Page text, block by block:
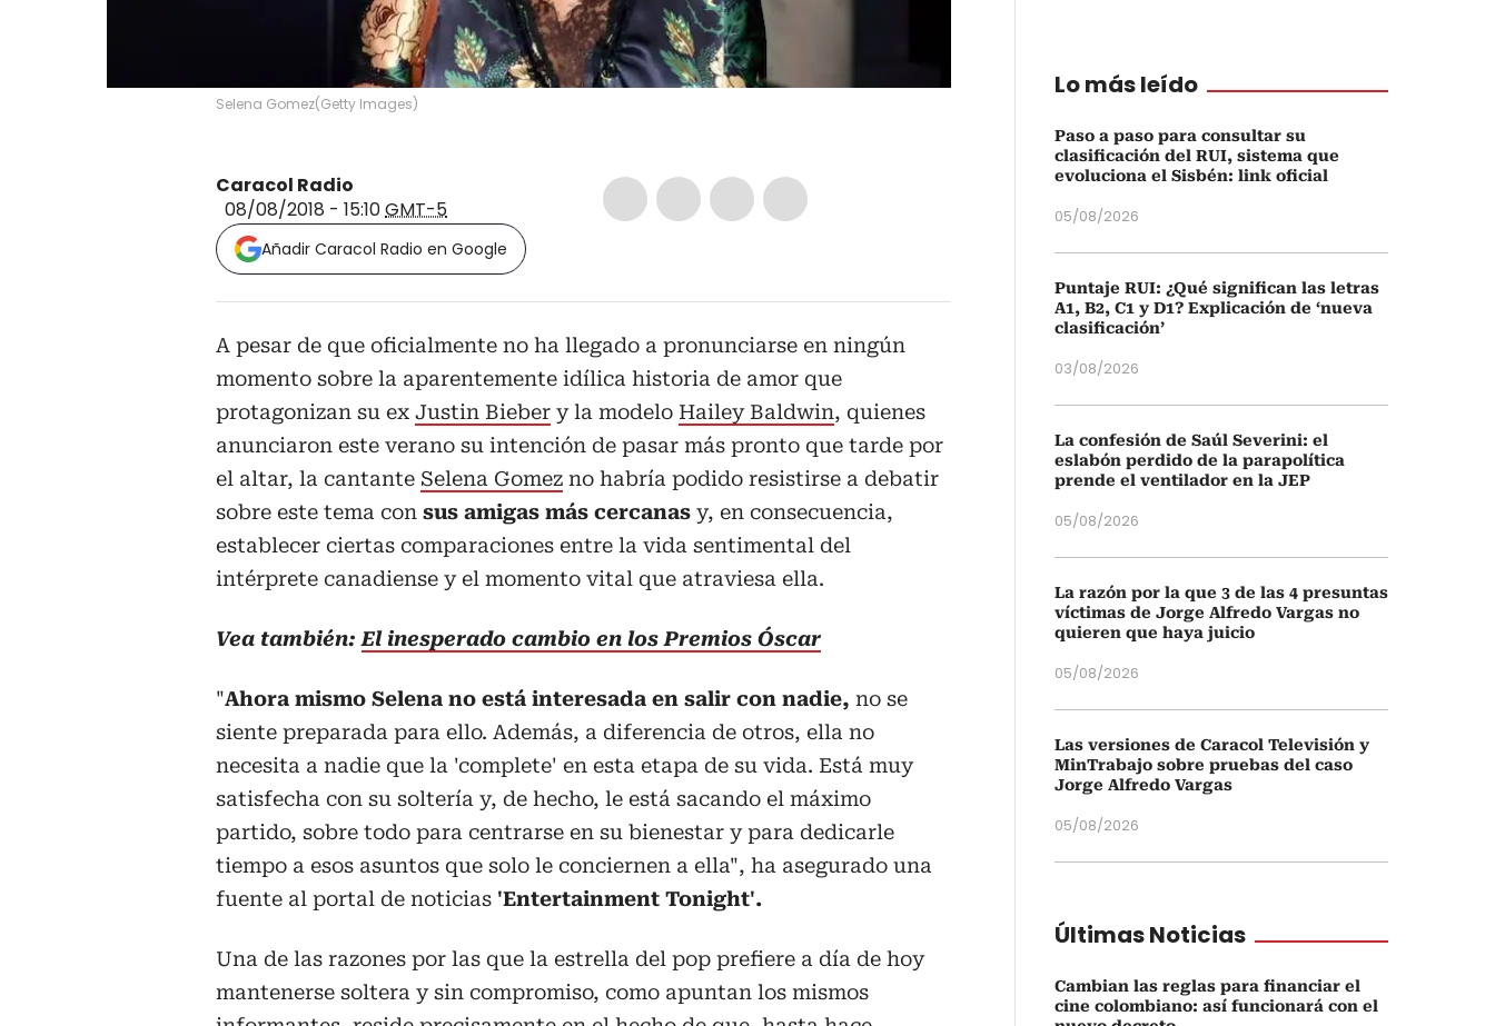
Selena Gomez(Getty Images)
Caracol Radio
08/08/2018 - 15:10GMT-5
Añadir Caracol Radio en Google
A pesar de que oficialmente no ha llegado a pronunciarse en ningún
momento sobre la aparentemente idílica historia de amor que
protagonizan su ex Justin Bieber y la modelo Hailey Baldwin, quienes
anunciaron este verano su intención de pasar más pronto que tarde por
el altar, la cantante Selena Gomez no habría podido resistirse a debatir
sobre este tema con sus amigas más cercanas y, en consecuencia,
establecer ciertas comparaciones entre la vida sentimental del
intérprete canadiense y el momento vital que atraviesa ella.
Vea también:El inesperado cambio en los Premios Óscar
"Ahora mismo Selena no está interesada en salir con nadie, no se
siente preparada para ello. Además, a diferencia de otros, ella no
necesita a nadie que la 'complete' en esta etapa de su vida. Está muy
satisfecha con su soltería y, de hecho, le está sacando el máximo
partido, sobre todo para centrarse en su bienestar y para dedicarle
tiempo a esos asuntos que solo le conciernen a ella", ha asegurado una
fuente al portal de noticias 'Entertainment Tonight'.
Una de las razones por las que la estrella del pop prefiere a día de hoy
mantenerse soltera y sin compromiso, como apuntan los mismos
Lo más leído
Paso a paso para consultar su
clasificación del RUI, sistema que
evoluciona el Sisbén: link oficial
05/08/2026
Puntaje RUI: ¿Qué significan las letras
A1, B2, C1 y D1? Explicación de ‘nueva
clasificación’
03/08/2026
La confesión de Saúl Severini: el
eslabón perdido de la parapolítica
prende el ventilador en la JEP
05/08/2026
La razón por la que 3 de las 4 presuntas
víctimas de Jorge Alfredo Vargas no
quieren que haya juicio
05/08/2026
Las versiones de Caracol Televisión y
MinTrabajo sobre pruebas del caso
Jorge Alfredo Vargas
05/08/2026
Últimas Noticias
Cambian las reglas para financiar el
cine colombiano: así funcionará con el